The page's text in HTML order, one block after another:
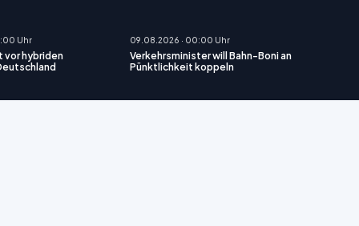
Uhr
vor hybriden
09.08.2026 · 00:00 Uhr
Verkehrsminister will Bahn-Boni an
Pünktlichkeit koppeln